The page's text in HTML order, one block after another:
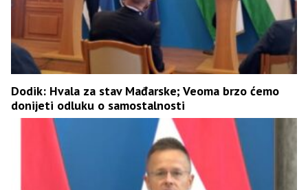
Dodik: Hvala za stav Mađarske; Veoma brzo ćemo
donijeti odluku o samostalnosti